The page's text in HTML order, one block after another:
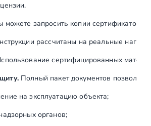
запросить копии сертификатов
рассчитаны на реальные
сертифицированных
Полный пакет документов позволяет:
на эксплуатацию объекта;
органов;